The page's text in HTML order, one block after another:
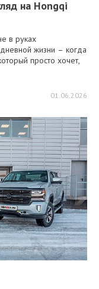
на Hongqi
в руках
жизни – когда
просто хочет,
01.06.2026